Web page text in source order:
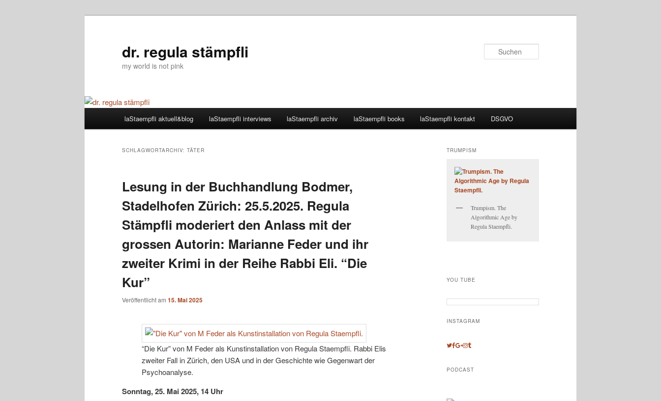
dr. regula stämpfli
my world is not pink
laStaempfli aktuell&blog laStaempfli interviews laStaempfli archiv laStaempfli books laStaempfli kontakt DSGVO
SCHLAGWORTARCHIV: TÄTER
Lesung in der Buchhandlung Bodmer,
Stadelhofen Zürich: 25.5.2025. Regula
Stämpfli moderiert den Anlass mit der
grossen Autorin: Marianne Feder und ihr
zweiter Krimi in der Reihe Rabbi Eli. “Die
Kur”
Veröffentlicht am 15. Mai 2025
“Die Kur” von M Feder als Kunstinstallation von Regula Staempfli. Rabbi Elis
zweiter Fall in Zürich, den USA und in der Geschichte wie Gegenwart der
Psychoanalyse.
Sonntag, 25. Mai 2025, 14 Uhr
TRUMPISM
Trumpism. The
Algorithmic Age by
Regula Staempfli.
YOU TUBE
INSTAGRAM
PODCAST